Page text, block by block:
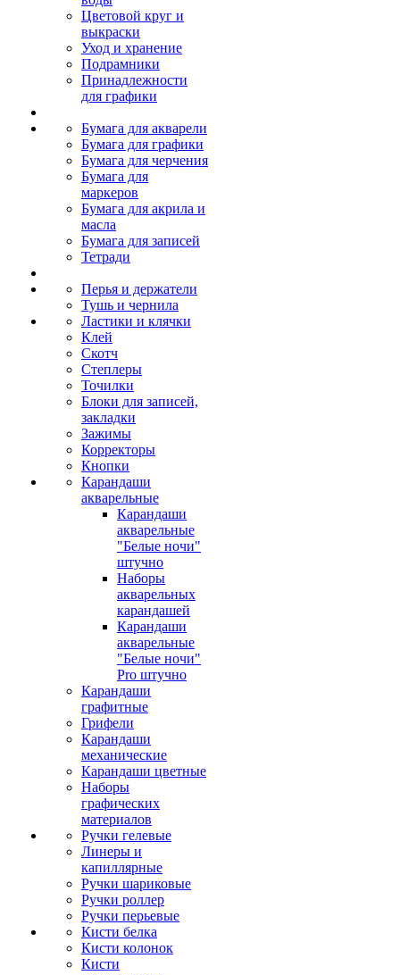
Цветовой круг и
выкраски
Уход и хранение
Подрамники
Принадлежности
для графики
Бумага для акварели
Бумага для графики
Бумага для черчения
Бумага для
маркеров
Бумага для акрила и
масла
Бумага для записей
Тетради
Перья и держатели
Тушь и чернила
Ластики и клячки
Клей
Скотч
Степлеры
Точилки
Блоки для записей,
закладки
Зажимы
Корректоры
Кнопки
Карандаши
акварельные
Карандаши
акварельные
"Белые ночи"
штучно
Наборы
акварельных
карандашей
Карандаши
акварельные
"Белые ночи"
Pro штучно
Карандаши
графитные
Грифели
Карандаши
механические
Карандаши цветные
Наборы
графических
материалов
Ручки гелевые
Линеры и
капиллярные
Ручки шариковые
Ручки роллер
Ручки перьевые
Кисти белка
Кисти колонок
Кисти